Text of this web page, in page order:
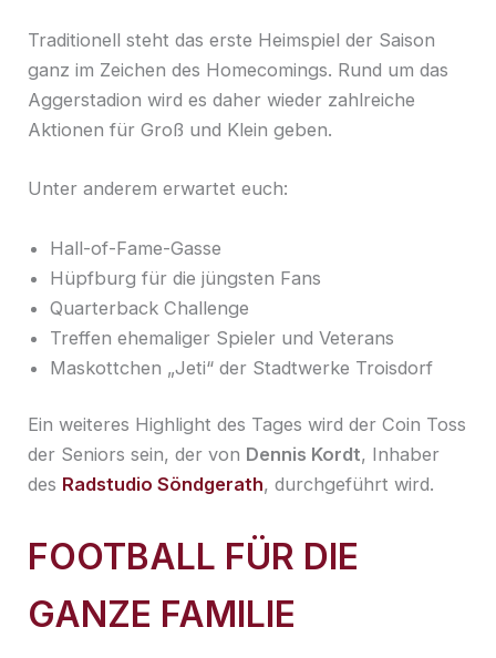
Traditionell steht das erste Heimspiel der Saison
ganz im Zeichen des Homecomings. Rund um das
Aggerstadion wird es daher wieder zahlreiche
Aktionen für Groß und Klein geben.
Unter anderem erwartet euch:
Hall-of-Fame-Gasse
Hüpfburg für die jüngsten Fans
Quarterback Challenge
Treffen ehemaliger Spieler und Veterans
Maskottchen „Jeti“ der Stadtwerke Troisdorf
Ein weiteres Highlight des Tages wird der Coin Toss
der Seniors sein, der von Dennis Kordt, Inhaber
des Radstudio Söndgerath, durchgeführt wird.
FOOTBALL FÜR DIE
GANZE FAMILIE